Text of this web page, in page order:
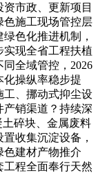
市政、更新项目
色施工现场管控层
色化推进机制，
现全省工程扶植
全域管控，2026
化操纵率稳步提
工、挪动式抑尘设
销渠道？持续深
碎块、金属废料
收集沉淀设备，
色建材产物推介
程全面奉行天然